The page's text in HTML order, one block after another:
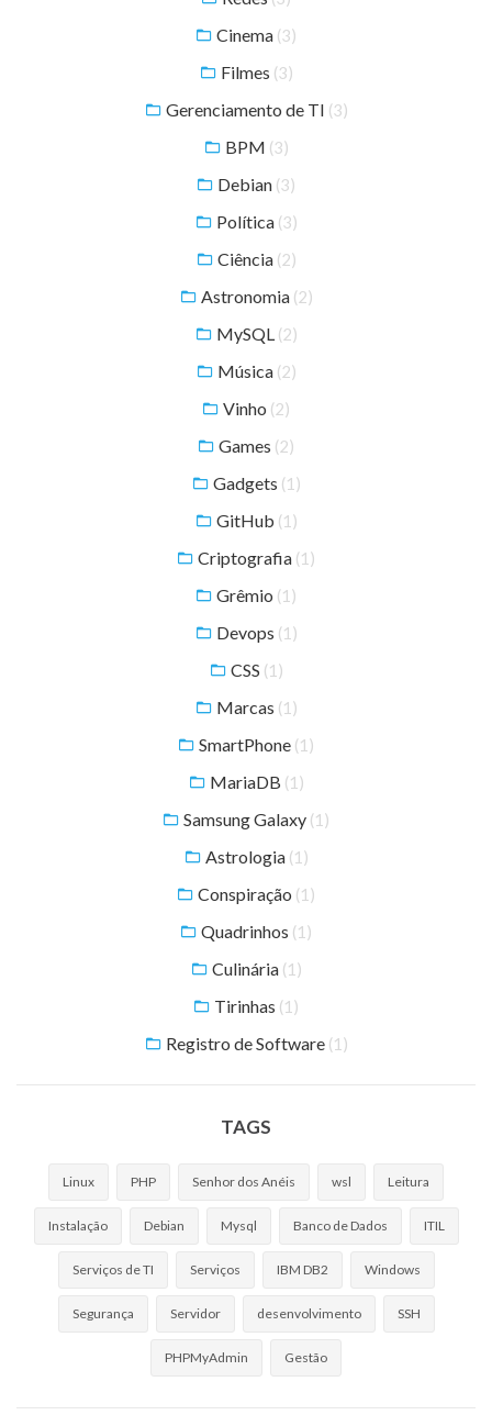
Cinema (3)
Filmes (3)
Gerenciamento de TI (3)
BPM (3)
Debian (3)
Política (3)
Ciência (2)
Astronomia (2)
MySQL (2)
Música (2)
Vinho (2)
Games (2)
Gadgets (1)
GitHub (1)
Criptografia (1)
Grêmio (1)
Devops (1)
CSS (1)
Marcas (1)
SmartPhone (1)
MariaDB (1)
Samsung Galaxy (1)
Astrologia (1)
Conspiração (1)
Quadrinhos (1)
Culinária (1)
Tirinhas (1)
Registro de Software (1)
TAGS
Linux PHP Senhor dos Anéis wsl Leitura
Instalação Debian Mysql Banco de Dados ITIL
Serviços de TI Serviços IBM DB2 Windows
Segurança Servidor desenvolvimento SSH
PHPMyAdmin Gestão